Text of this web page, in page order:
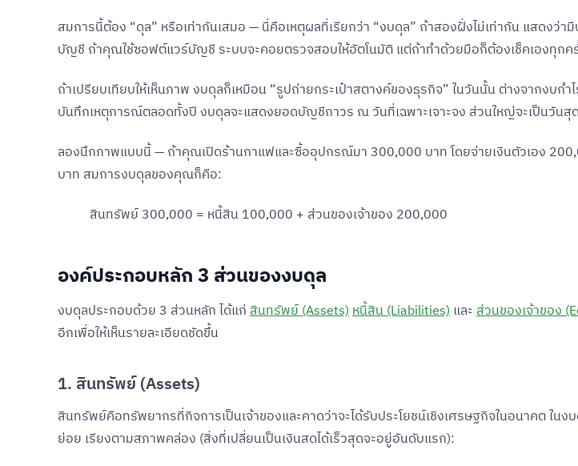
สมการนี้ต้อง “ดุล” หรือเท่ากันเสมอ — นี่คือเหตุผลที่เรียกว่า “งบดุล” ถ้าสองฝั่งไม่เท่ากัน แสดงว่
บัญชี ถ้าคุณใช้ซอฟต์แวร์บัญชี ระบบจะคอยตรวจสอบให้อัตโนมัติ แต่ถ้าทำด้วยมือก็ต้องเช็คเองทุกค
ถ้าเปรียบเทียบให้เห็นภาพ งบดุลก็เหมือน “รูปถ่ายกระเป๋าสตางค์ของธุรกิจ” ในวันนั้น ต่างจากงบกำ
บันทึกเหตุการณ์ตลอดทั้งปี งบดุลจะแสดงยอดบัญชีถาวร ณ วันที่เฉพาะเจาะจง ส่วนใหญ่จะเป็นวันสุ
ลองนึกภาพแบบนี้ — ถ้าคุณเปิดร้านกาแฟและซื้ออุปกรณ์มา 300,000 บาท โดยจ่ายเงินตัวเอง
บาท สมการงบดุลของคุณก็คือ:
สินทรัพย์ 300,000 = หนี้สิน 100,000 + ส่วนของเจ้าของ 200,000
องค์ประกอบหลัก 3 ส่วนของงบดุล
งบดุลประกอบด้วย 3 ส่วนหลัก ได้แก่สินทรัพย์ (Assets)หนี้สิน (Liabilities)และส่วนของเจ้าของ
อีกเพื่อให้เห็นรายละเอียดชัดขึ้น
1. สินทรัพย์ (Assets)
สินทรัพย์คือทรัพยากรที่กิจการเป็นเจ้าของและคาดว่าจะได้รับประโยชน์เชิงเศรษฐกิจในอนาคต ใน
ย่อย เรียงตามสภาพคล่อง (สิ่งที่เปลี่ยนเป็นเงินสดได้เร็วสุดจะอยู่อันดับแรก):